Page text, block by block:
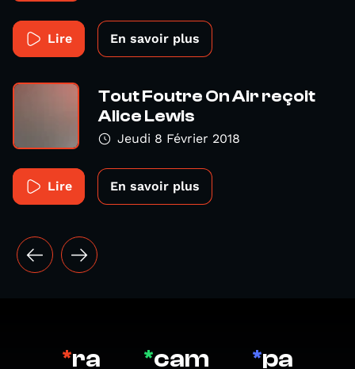
Lire En savoir plus
Tout Foutre On Air reçoit
Alice Lewis
Jeudi 8 Février 2018
Lire En savoir plus
*ra *cam *pa